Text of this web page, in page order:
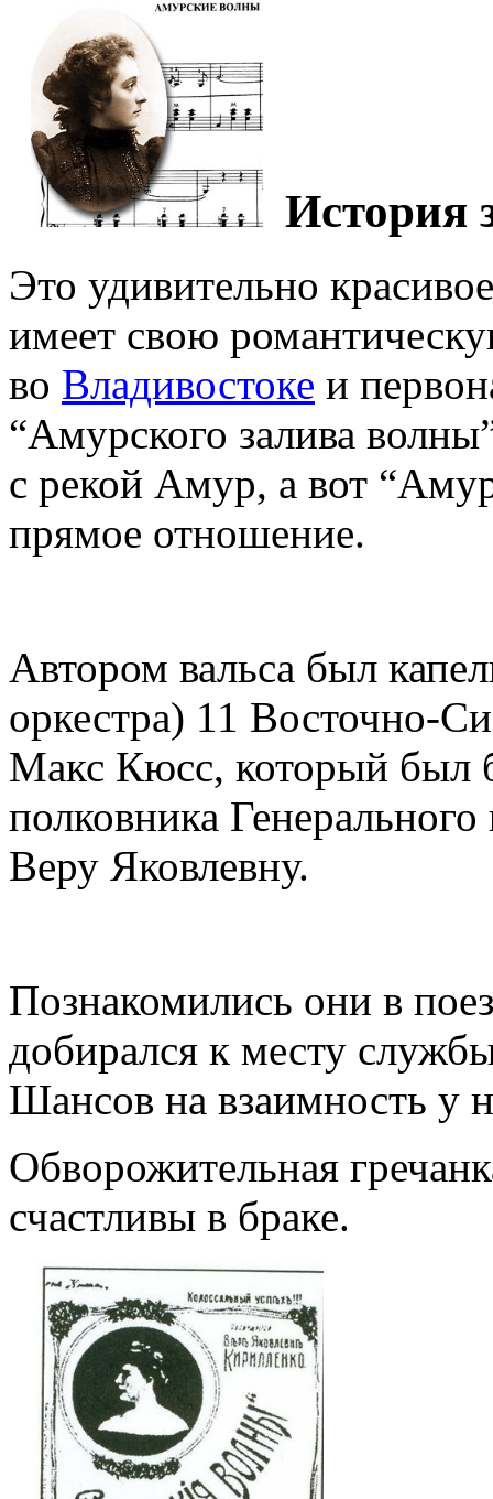
История
Это удивительно
имеет свою
во Владивостоке и
“Амурского залива
с рекой Амур, а вот
прямое отношение.
Автором вальса был
оркестра) 11 Восточно-
Макс Кюсс, который был
полковника
Веру Яковлевну.
Познакомились они в
добирался к месту
Шансов на взаимность у
Обворожительная
счастливы в браке.